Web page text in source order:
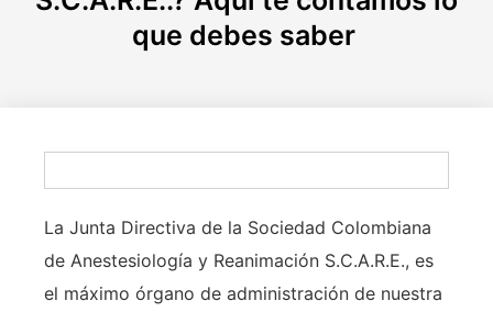
que debes saber
La Junta Directiva de la Sociedad Colombiana
de Anestesiología y Reanimación S.C.A.R.E., es
el máximo órgano de administración de nuestra